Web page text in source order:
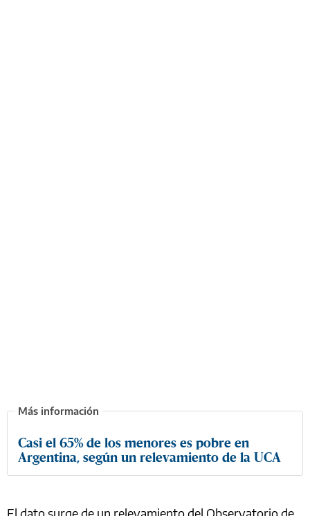
Casi el 65% de los menores es pobre en
Argentina, según un relevamiento de la UCA